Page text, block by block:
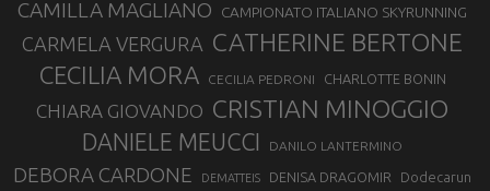
CAMILLA MAGLIANO CAMPIONATO ITALIANO SKYRUNNING
CARMELA VERGURA CATHERINE BERTONE
CECILIA MORA CECILIA PEDRONI CHARLOTTE BONIN
CHIARA GIOVANDO CRISTIAN MINOGGIO
DANIELE MEUCCI DANILO LANTERMINO
DEBORA CARDONE DEMATTEIS DENISA DRAGOMIR Dodecarun